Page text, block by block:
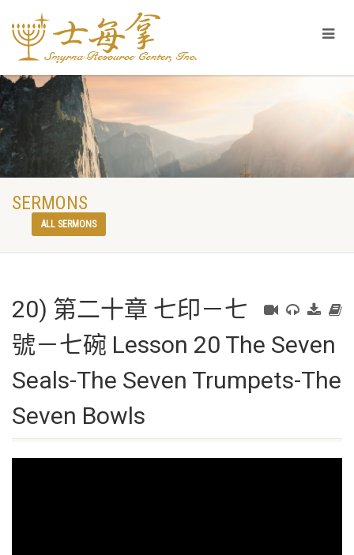
SERMONS
ALL SERMONS
20) 第二十章 七印－七
號－七碗 Lesson 20 The Seven
Seals-The Seven Trumpets-The
Seven Bowls